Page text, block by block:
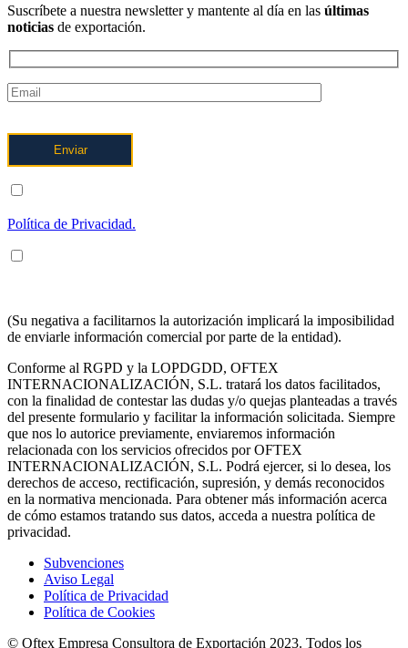
Suscríbete a nuestra newsletter y mantente al día en las últimas
noticias de exportación.
Política de Privacidad.
(Su negativa a facilitarnos la autorización implicará la imposibilidad
de enviarle información comercial por parte de la entidad).
Conforme al RGPD y la LOPDGDD, OFTEX
INTERNACIONALIZACIÓN, S.L. tratará los datos facilitados,
con la finalidad de contestar las dudas y/o quejas planteadas a través
del presente formulario y facilitar la información solicitada. Siempre
que nos lo autorice previamente, enviaremos información
relacionada con los servicios ofrecidos por OFTEX
INTERNACIONALIZACIÓN, S.L. Podrá ejercer, si lo desea, los
derechos de acceso, rectificación, supresión, y demás reconocidos
en la normativa mencionada. Para obtener más información acerca
de cómo estamos tratando sus datos, acceda a nuestra política de
privacidad.
Subvenciones
Aviso Legal
Política de Privacidad
Política de Cookies
© Oftex Empresa Consultora de Exportación 2023. Todos los